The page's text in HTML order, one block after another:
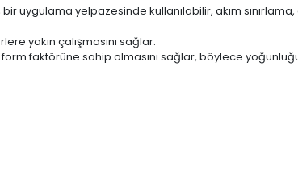
uygulama yelpazesinde kullanılabilir, akım
yakın çalışmasını sağlar.
faktörüne sahip olmasını sağlar, böylece